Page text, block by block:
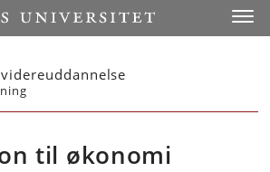
til økonomi